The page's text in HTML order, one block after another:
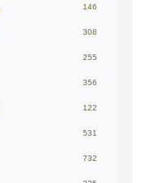
146
308
255
356
122
531
732